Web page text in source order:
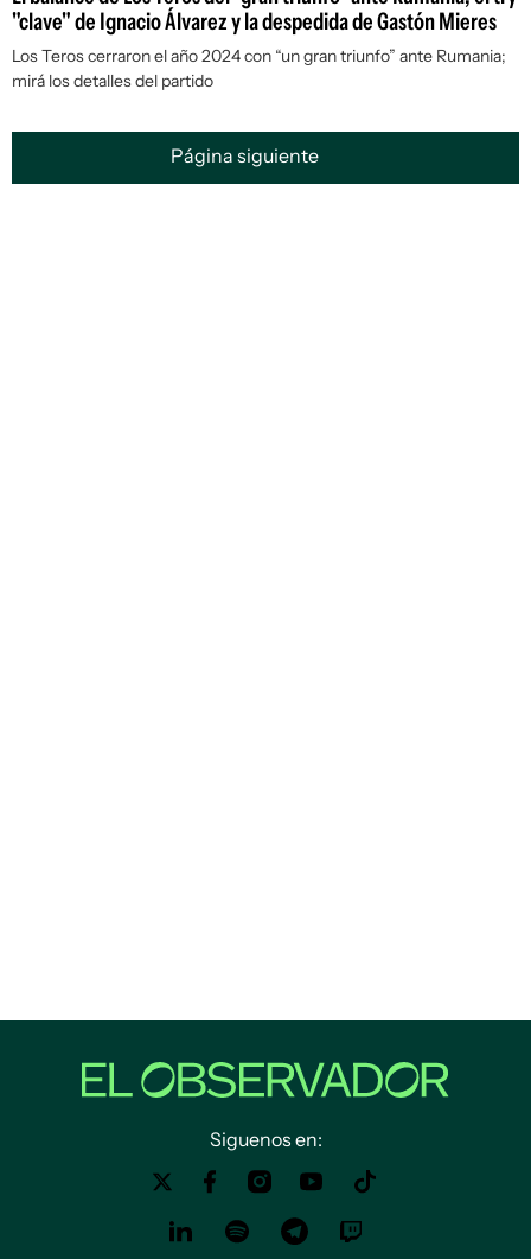
"clave" de Ignacio Álvarez y la despedida de Gastón Mieres
Los Teros cerraron el año 2024 con “un gran triunfo” ante Rumania;
mirá los detalles del partido
Página siguiente
Siguenos en: